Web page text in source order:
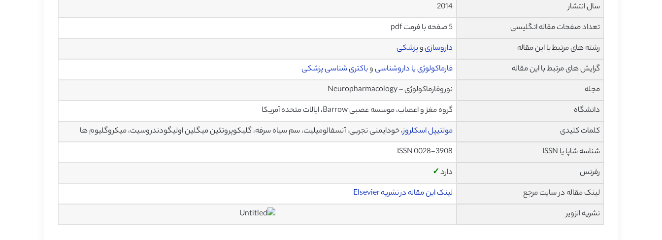
سال انتشار
2014
تعداد صفحات مقاله انگلیسی
5 صفحه با فرمت pdf
رشته های مرتبط با این مقاله
داروسازیوپزشکی
گرایش های مرتبط با این مقاله
فارماکولوژی یا داروشناسیوباکتری شناسی پزشکی
مجله
نوروفارماکولوژی – Neuropharmacology
دانشگاه
گروه مغز و اعصاب، موسسه عصبی Barrow، ایالات متحده آمریکا
کلمات کلیدی
مولتيپل اسکلروز، خودایمنی تجربى، آنسفالوميليت، سم سیاه سرفه، گليکوپروتئين ميگلين اوليگودندروسيت، میکروگلیوم ها
شناسه شاپا یا ISSN
ISSN 0028-3908
رفرنس
دارد✓
لینک مقاله در سایت مرجع
لینک این مقاله در نشریه Elsevier
نشریه الزویر